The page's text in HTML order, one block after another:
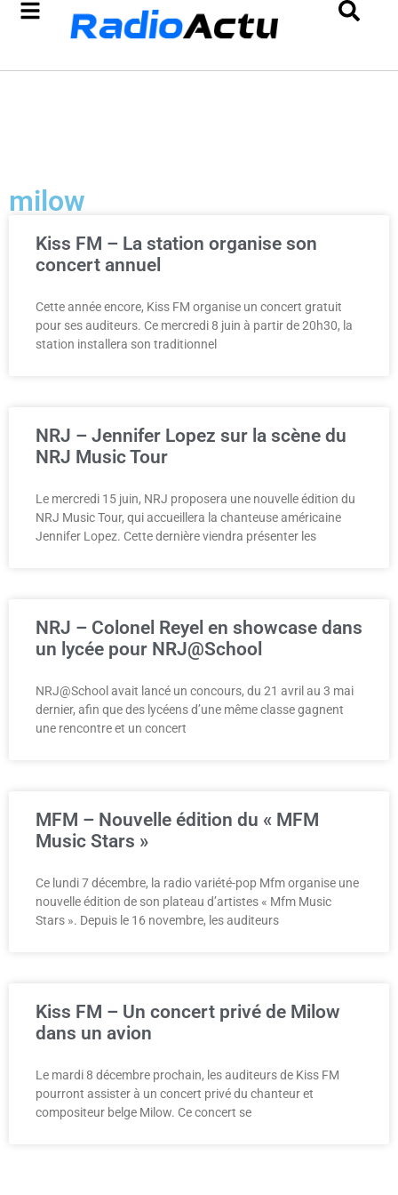
milow
Kiss FM – La station organise son
concert annuel
Cette année encore, Kiss FM organise un concert gratuit
pour ses auditeurs. Ce mercredi 8 juin à partir de 20h30, la
station installera son traditionnel
NRJ – Jennifer Lopez sur la scène du
NRJ Music Tour
Le mercredi 15 juin, NRJ proposera une nouvelle édition du
NRJ Music Tour, qui accueillera la chanteuse américaine
Jennifer Lopez. Cette dernière viendra présenter les
NRJ – Colonel Reyel en showcase dans
un lycée pour NRJ@School
NRJ@School avait lancé un concours, du 21 avril au 3 mai
dernier, afin que des lycéens d’une même classe gagnent
une rencontre et un concert
MFM – Nouvelle édition du « MFM
Music Stars »
Ce lundi 7 décembre, la radio variété-pop Mfm organise une
nouvelle édition de son plateau d’artistes « Mfm Music
Stars ». Depuis le 16 novembre, les auditeurs
Kiss FM – Un concert privé de Milow
dans un avion
Le mardi 8 décembre prochain, les auditeurs de Kiss FM
pourront assister à un concert privé du chanteur et
compositeur belge Milow. Ce concert se